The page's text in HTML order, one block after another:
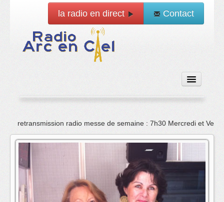
la radio en direct Contact
Accueil
Emissions
News
Vidéo
retransmission radio messe de semaine : 7h30 Mercredi et